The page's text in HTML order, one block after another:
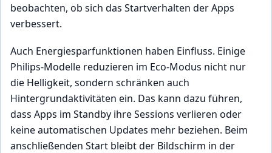
beobachten, ob sich das Startverhalten der Apps
verbessert.
Auch Energiesparfunktionen haben Einfluss. Einige
Philips-Modelle reduzieren im Eco-Modus nicht nur
die Helligkeit, sondern schränken auch
Hintergrundaktivitäten ein. Das kann dazu führen,
dass Apps im Standby ihre Sessions verlieren oder
keine automatischen Updates mehr beziehen. Beim
anschließenden Start bleibt der Bildschirm in der